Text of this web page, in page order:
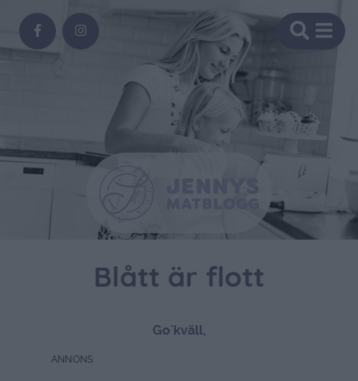
Blått är flott
Go´kväll,